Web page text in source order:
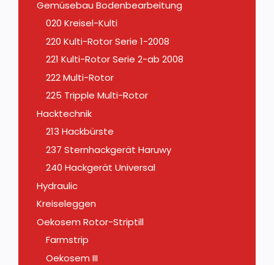
Gemüsebau Bodenbearbeitung
020 Kreisel-Kulti
220 Kulti-Rotor Serie 1-2008
221 Kulti-Rotor Serie 2-ab 2008
222 Multi-Rotor
225 Tripple Multi-Rotor
Hacktechnik
213 Hackbürste
237 Sternhackgerät Haruwy
240 Hackgerät Universal
Hydraulic
Kreiseleggen
Oekosem Rotor-Striptill
Farmstrip
Oekosem III